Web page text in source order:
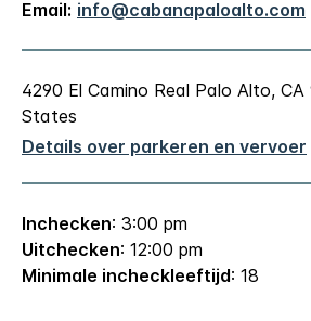
Email: info@cabanapaloalto.com
4290 El Camino Real Palo Alto, CA
States
Details over parkeren en vervoer
Inchecken: 3:00 pm
Uitchecken: 12:00 pm
Minimale incheckleeftijd: 18